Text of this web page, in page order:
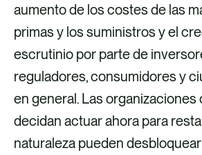
aumento de los costes de las
primas y los suministros y el
escrutinio por parte de
reguladores, consumidores y
en general. Las organizaciones
decidan actuar ahora para
naturaleza pueden